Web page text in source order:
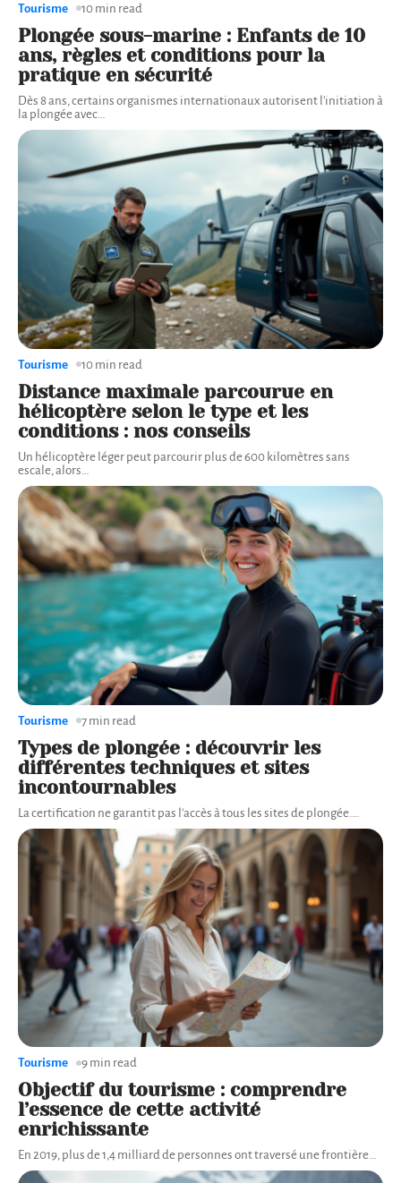
Plongée sous-marine : Enfants de 10
ans, règles et conditions pour la
pratique en sécurité
Dès 8 ans, certains organismes internationaux autorisent l'initiation à
la plongée avec
Tourisme 10 min read
Distance maximale parcourue en
hélicoptère selon le type et les
conditions : nos conseils
Un hélicoptère léger peut parcourir plus de 600 kilomètres sans
escale, alors
Tourisme 10 min read
Types de plongée : découvrir les
différentes techniques et sites
incontournables
La certification ne garantit pas l'accès à tous les sites de plongée.
Tourisme 7 min read
Objectif du tourisme : comprendre
l’essence de cette activité
enrichissante
En 2019, plus de 1,4 milliard de personnes ont traversé une frontière…
Tourisme 9 min read